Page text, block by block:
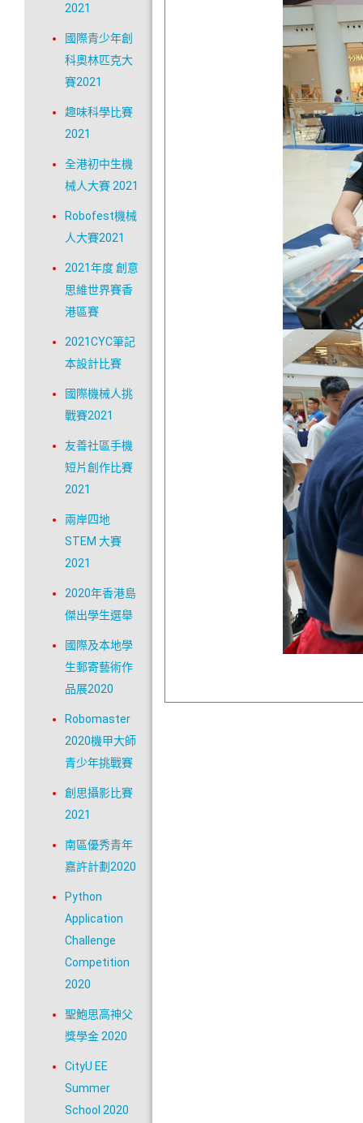
2021
國際青少年創
科奧林匹克大
賽2021
趣味科學比賽
2021
全港初中生機
械人大賽 2021
Robofest機械
人大賽2021
2021年度 創意
思維世界賽香
港區賽
2021CYC筆記
本設計比賽
國際機械人挑
戰賽2021
友善社區手機
短片創作比賽
2021
兩岸四地
STEM 大賽
2021
2020年香港島
傑出學生選舉
國際及本地學
生郵寄藝術作
品展2020
Robomaster
2020機甲大師
青少年挑戰賽
創思攝影比賽
2021
南區優秀青年
嘉許計劃2020
Python
Application
Challenge
Competition
2020
聖鮑思高神父
獎學金 2020
CityU EE
Summer
School 2020